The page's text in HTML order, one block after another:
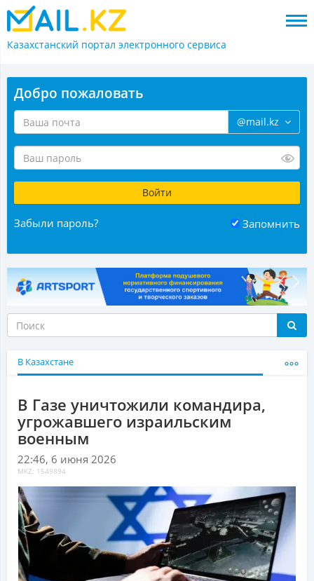
Казахстанский портал электронного сервиса
Добро пожаловать
@mail.kz
Забыли пароль? Запомнить
В Казахстане
В Газе уничтожили командира,
угрожавшего израильским
военным
22:46, 6 июня 2026
MKZ: 1549894